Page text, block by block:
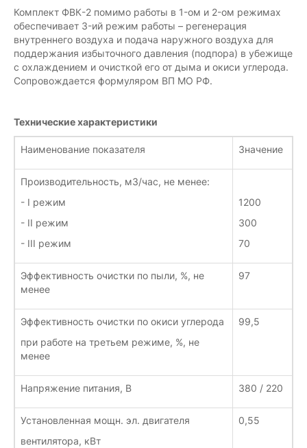
Комплект ФВК-2 помимо работы в 1-ом и 2-ом режимах
обеспечивает 3-ий режим работы – регенерация
внутреннего воздуха и подача наружного воздуха для
поддержания избыточного давления (подпора) в убежище
с охлаждением и очисткой его от дыма и окиси углерода.
Сопровождается формуляром ВП МО РФ.
Технические характеристики
Наименование показателя Значение
Производительность, м3/час, не менее:
- I режим
- II режим
- III режим
1200
300
70
Эффективность очистки по пыли, %, не
менее
97
Эффективность очистки по окиси углерода
при работе на третьем режиме, %, не
менее
99,5
Напряжение питания, В 380 / 220
Установленная мощн. эл. двигателя
вентилятора, кВт
0,55